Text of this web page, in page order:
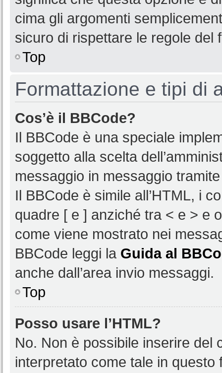
cima gli argomenti
sicuro di rispettare le regole del
Top
Formattazione e tipi di
Cos’è il BBCode?
Il BBCode è una speciale
soggetto alla scelta
messaggio in messaggio
Il BBCode è simile all’HTML, i
quadre [ e ] anziché tra < e > e
come viene mostrato nei
BBCode leggi la Guida al
anche dall’area invio messaggi.
Top
Posso usare l’HTML?
No. Non è possibile inserire del
interpretato come tale in